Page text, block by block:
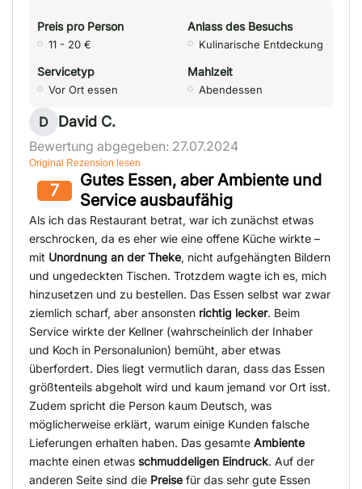
Preis pro Person
11 - 20 €
Anlass des Besuchs
Kulinarische Entdeckung
Servicetyp
Vor Ort essen
Mahlzeit
Abendessen
D David C.
Bewertung abgegeben: 27.07.2024
Original Rezension lesen
7
Gutes Essen, aber Ambiente und
Service ausbaufähig
Als ich das Restaurant betrat, war ich zunächst etwas
erschrocken, da es eher wie eine offene Küche wirkte –
mit Unordnung an der Theke, nicht aufgehängten Bildern
und ungedeckten Tischen. Trotzdem wagte ich es, mich
hinzusetzen und zu bestellen. Das Essen selbst war zwar
ziemlich scharf, aber ansonsten richtig lecker. Beim
Service wirkte der Kellner (wahrscheinlich der Inhaber
und Koch in Personalunion) bemüht, aber etwas
überfordert. Dies liegt vermutlich daran, dass das Essen
größtenteils abgeholt wird und kaum jemand vor Ort isst.
Zudem spricht die Person kaum Deutsch, was
möglicherweise erklärt, warum einige Kunden falsche
Lieferungen erhalten haben. Das gesamte Ambiente
machte einen etwas schmuddeligen Eindruck. Auf der
anderen Seite sind die Preise für das sehr gute Essen